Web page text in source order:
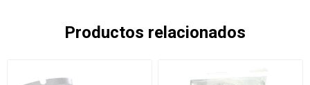
Productos relacionados